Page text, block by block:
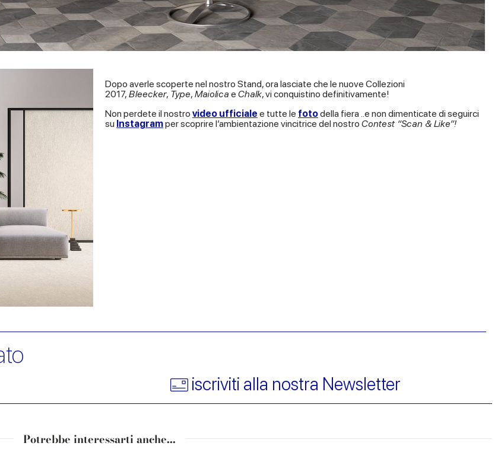
Dopo averle scoperte nel nostro Stand, ora lasciate che le nuove Collezioni
2017, Bleecker, Type, Maiolica e Chalk, vi conquistino definitivamente!
Non perdete il nostro video ufficiale e tutte le fotodella fiera ..e non dimenticate di seguirci
su Instagramper scoprire l’ambientazione vincitrice del nostro Contest “Scan & Like”!
iscriviti alla nostra Newsletter
Potrebbe interessarti anche...